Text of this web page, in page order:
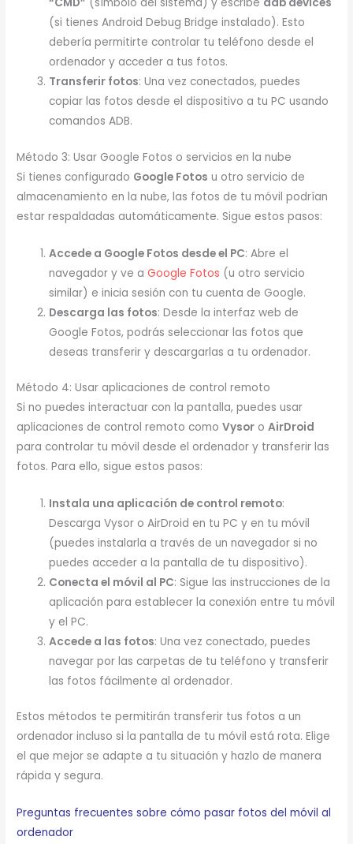
(si tienes Android Debug Bridge instalado). Esto
debería permitirte controlar tu teléfono desde el
ordenador y acceder a tus fotos.
Transferir fotos: Una vez conectados, puedes
copiar las fotos desde el dispositivo a tu PC usando
comandos ADB.
Método 3: Usar Google Fotos o servicios en la nube
Si tienes configurado Google Fotos u otro servicio de
almacenamiento en la nube, las fotos de tu móvil podrían
estar respaldadas automáticamente. Sigue estos pasos:
Accede a Google Fotos desde el PC: Abre el
navegador y ve aGoogle Fotos (u otro servicio
similar) e inicia sesión con tu cuenta de Google.
Descarga las fotos: Desde la interfaz web de
Google Fotos, podrás seleccionar las fotos que
deseas transferir y descargarlas a tu ordenador.
Método 4: Usar aplicaciones de control remoto
Si no puedes interactuar con la pantalla, puedes usar
aplicaciones de control remoto comoVysor oAirDroid
para controlar tu móvil desde el ordenador y transferir las
fotos. Para ello, sigue estos pasos:
Instala una aplicación de control remoto:
Descarga Vysor o AirDroid en tu PC y en tu móvil
(puedes instalarla a través de un navegador si no
puedes acceder a la pantalla de tu dispositivo).
Conecta el móvil al PC: Sigue las instrucciones de la
aplicación para establecer la conexión entre tu móvil
y el PC.
Accede a las fotos: Una vez conectado, puedes
navegar por las carpetas de tu teléfono y transferir
las fotos fácilmente al ordenador.
Estos métodos te permitirán transferir tus fotos a un
ordenador incluso si la pantalla de tu móvil está rota. Elige
el que mejor se adapte a tu situación y hazlo de manera
rápida y segura.
Preguntas frecuentes sobre cómo pasar fotos del móvil al
ordenador